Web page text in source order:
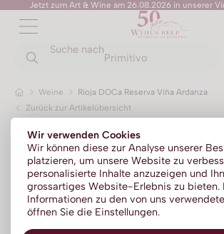
Wir verwenden Cookies
Wir können diese zur Analyse unserer
platzieren, um unsere Website zu
personalisierte Inhalte anzuzeigen und
grossartiges Website-Erlebnis zu bieten.
Informationen zu den von uns
öffnen Sie die Einstellungen.
Jetzt zum Art & Wine am 26.08.2026 in unserer
Suche nach
Primitivo
Weine
Rioja DOCa Reserva Viña Ardanza
Zurück zur Artikelübersicht
ZURÜCK
Champagner
Prosecco
Franciacorta
Sparkling
Méthode traditionelle
ZURÜCK
Portwein
Absinth
Aperitif | Bitter
Calvados
Cognac | Armagnac
ZURÜCK
No Alc - Sparkling
No Alc - Stillwein
No Alc - Aperitif
No Alc - RTD Mixgetränke
Low Alc - Sparkling
ZURÜCK
Sommer-Sale
ZURÜCK
Senza Parole
Kylie Minogue Wines
Elton John Zero
AZZERIO
Tosone